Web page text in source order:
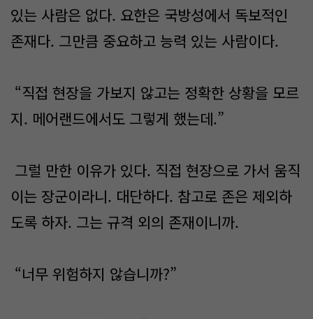
있는 사람은 없다. 요한은 국방성에서 독보적인
존재다. 그만큼 중요하고 능력 있는 사람이다.
“직접 현장을 가보지 않고는 정확한 상황을 모르
지. 메어랜드에서도 그렇게 했는데.”
그럴 만한 이유가 있다. 직접 현장으로 가서 움직
이는 장군이라니. 대단하다. 참고로 존은 제외하
도록 하자. 그는 규격 외의 존재이니까.
“너무 위험하지 않습니까?”